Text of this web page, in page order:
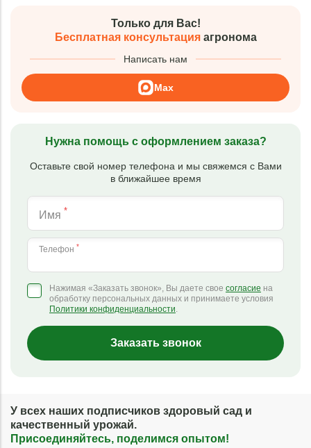
Только для Вас!
Бесплатная консультацияагронома
Написать нам
Max
Нужна помощь с оформлением заказа?
Оставьте свой номер телефона и мы свяжемся с Вами
в ближайшее время
Имя *
Телефон *
Нажимая «Заказать звонок», Вы даете свое согласие на
обработку персональных данных и принимаете условия
Политики конфиденциальности.
Заказать звонок
У всех наших подписчиков здоровый сад и
качественный урожай.
Присоединяйтесь, поделимся опытом!